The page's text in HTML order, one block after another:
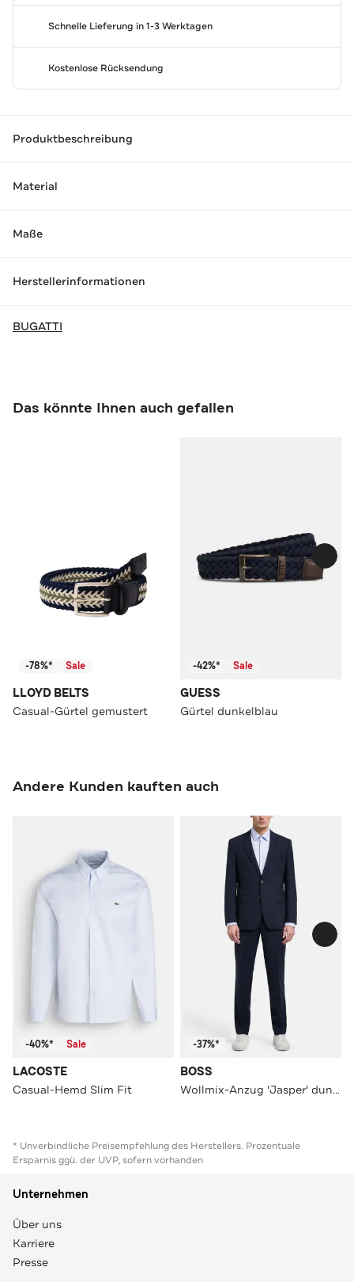
Schnelle Lieferung in 1-3 Werktagen
Kostenlose Rücksendung
Produktbeschreibung
Material
Maße
Herstellerinformationen
BUGATTI
Das könnte Ihnen auch gefallen
-78%* Sale
LLOYD BELTS
Casual-Gürtel gemustert
-42%* Sale
GUESS
Gürtel dunkelblau
Andere Kunden kauften auch
-40%* Sale
LACOSTE
Casual-Hemd Slim Fit
-37%*
BOSS
Wollmix-Anzug 'Jasper' dunkelblau
* Unverbindliche Preisempfehlung des Herstellers. Prozentuale
Ersparnis ggü. der UVP, sofern vorhanden
Unternehmen
Über uns
Karriere
Presse